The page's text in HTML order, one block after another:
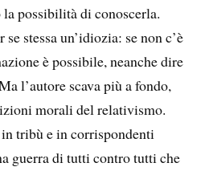
la possibilità di conoscerla.
stessa un’idiozia: se non c’è
è possibile, neanche dire
l’autore scava più a fondo,
morali del relativismo.
tribù e in corrispondenti
guerra di tutti contro tutti che